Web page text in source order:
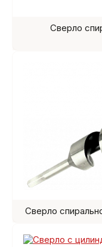
Сверло
Сверло